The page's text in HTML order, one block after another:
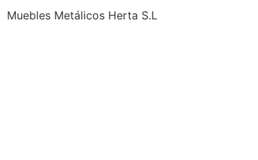
Muebles Metálicos Herta S.L